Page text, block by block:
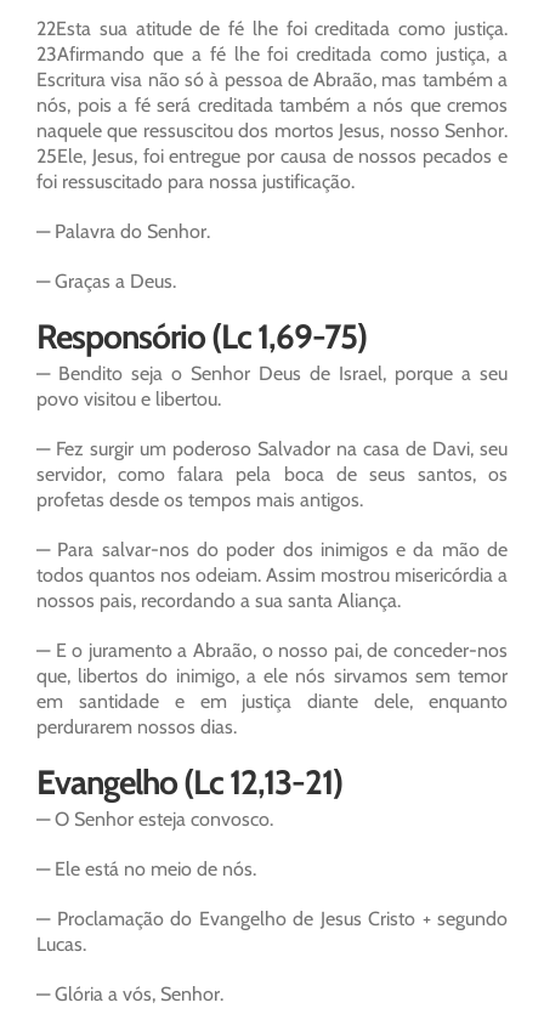
22Esta sua atitude de fé lhe foi creditada como justiça.
23Afirmando que a fé lhe foi creditada como justiça, a
Escritura visa não só à pessoa de Abraão, mas também a
nós, pois a fé será creditada também a nós que cremos
naquele que ressuscitou dos mortos Jesus, nosso Senhor.
25Ele, Jesus, foi entregue por causa de nossos pecados e
foi ressuscitado para nossa justificação.
— Palavra do Senhor.
— Graças a Deus.
Responsório (Lc 1,69-75)
— Bendito seja o Senhor Deus de Israel, porque a seu
povo visitou e libertou.
— Fez surgir um poderoso Salvador na casa de Davi, seu
servidor, como falara pela boca de seus santos, os
profetas desde os tempos mais antigos.
— Para salvar-nos do poder dos inimigos e da mão de
todos quantos nos odeiam. Assim mostrou misericórdia a
nossos pais, recordando a sua santa Aliança.
— E o juramento a Abraão, o nosso pai, de conceder-nos
que, libertos do inimigo, a ele nós sirvamos sem temor
em santidade e em justiça diante dele, enquanto
perdurarem nossos dias.
Evangelho (Lc 12,13-21)
— O Senhor esteja convosco.
— Ele está no meio de nós.
— Proclamação do Evangelho de Jesus Cristo + segundo
Lucas.
— Glória a vós, Senhor.